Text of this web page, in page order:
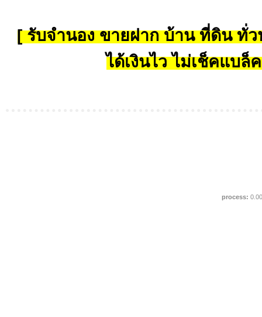
[ รับจำนอง ขายฝาก บ้าน ที่ดิน ทั่ว
ได้เงินไว ไม่เช็คแบล็
process: